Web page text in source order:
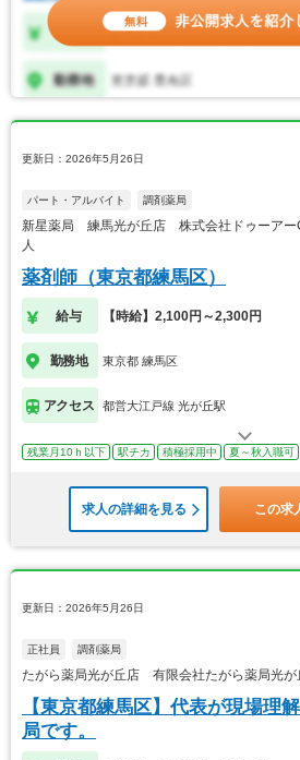
更新日：2026年5月26日
パート・アルバイト 調剤薬局
新星薬局 練馬光が丘店 株式会社ドゥーアー
人
薬剤師（東京都練馬区）
給与 【時給】2,100円～2,300円
勤務地 東京都 練馬区
アクセス 都営大江戸線 光が丘駅
残業月10ｈ以下 駅チカ 積極採用中 夏～秋入職可
求人の詳細を見る この求
更新日：2026年5月26日
正社員 調剤薬局
たがら薬局光が丘店 有限会社たがら薬局光が
【東京都練馬区】代表が現場理
局です。